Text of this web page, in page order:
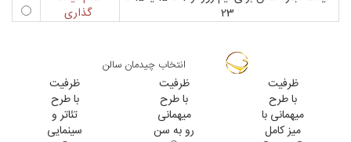
23
گذاری
انتخاب چیدمان سالن
ظرفیت
با طرح
میهمانی با
میز کامل
ظرفیت
با طرح
میهمانی
رو به سن
ظرفیت
با طرح
تئاتر و
سینمایی